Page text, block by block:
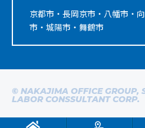
京都市・長岡京市・八幡市・
市・城陽市・舞鶴市
© NAKAJIMA OFFICE GROUP,
LABOR CONSSULTANT CORP.